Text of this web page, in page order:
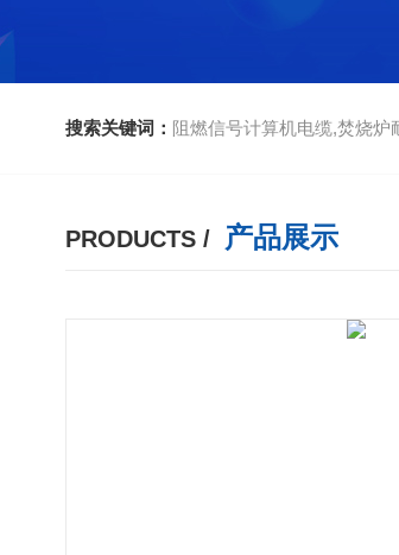
搜索关键词： 阻燃信号计算机电缆,焚烧
PRODUCTS / 产品展示